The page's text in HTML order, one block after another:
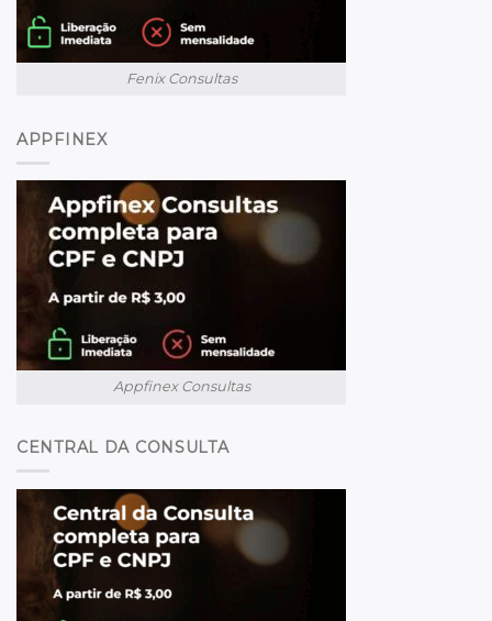
Fenix Consultas
APPFINEX
Appfinex Consultas
CENTRAL DA CONSULTA